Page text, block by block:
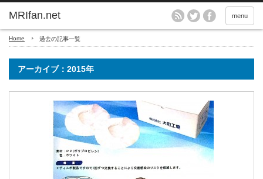
MRIfan.net menu
Home 過去の記事一覧
アーカイブ：2015年